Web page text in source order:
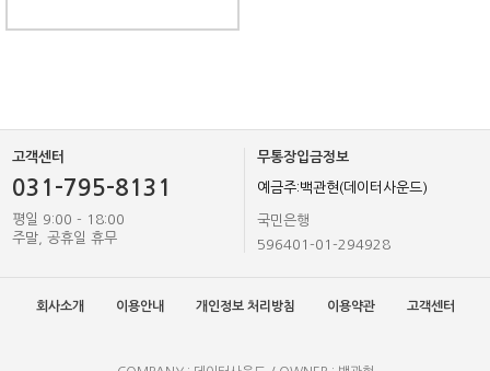
고객센터
031-795-8131
평일 9:00 - 18:00
주말, 공휴일 휴무
무통장입금정보
예금주:백관현(데이터사운드)
국민은행
596401-01-294928
회사소개 이용안내 개인정보 처리방침 이용약관 고객센터